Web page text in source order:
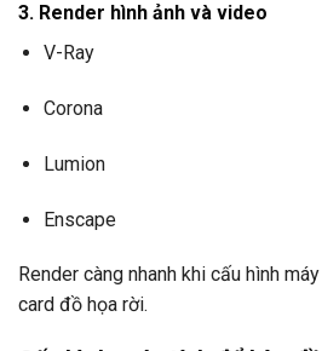
3. Render hình ảnh và video
V-Ray
Corona
Lumion
Enscape
Render càng nhanh khi cấu hình
card đồ họa rời.